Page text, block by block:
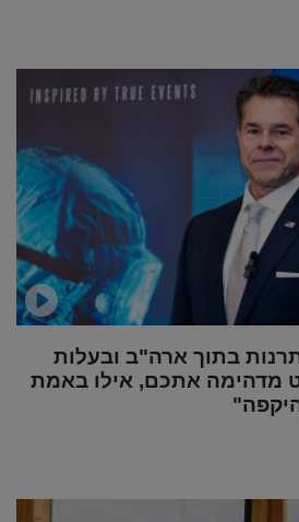
בתוך ארה"ב ובעלות
מדהימה אתכם, אילו באמת